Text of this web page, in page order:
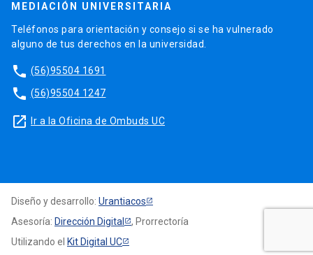
MEDIACIÓN UNIVERSITARIA
Teléfonos para orientación y consejo si se ha vulnerado
alguno de tus derechos en la universidad.
phone (56)95504 1691
phone (56)95504 1247
launch Ir a la Oficina de Ombuds UC
Diseño y desarrollo: Urantiacos
Asesoría: Dirección Digital
, Prorrectoría
Utilizando el Kit Digital UC